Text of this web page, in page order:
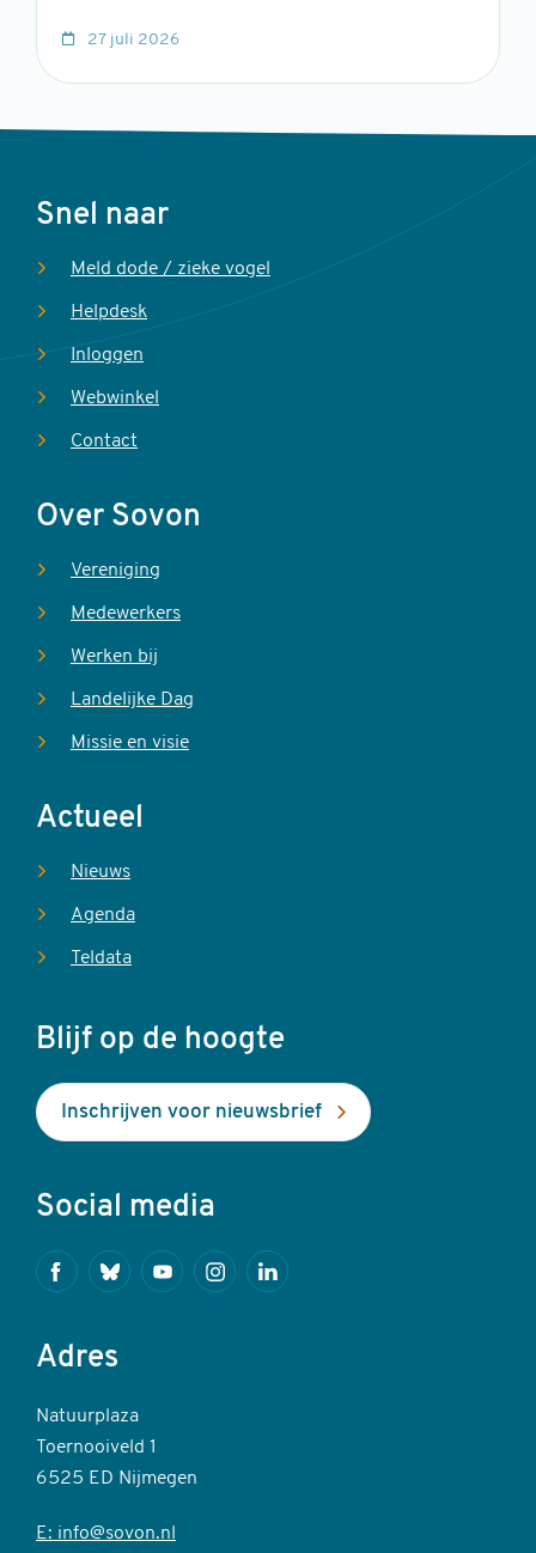
27 juli 2026
Voet
Snel naar
Meld dode / zieke vogel
Helpdesk
Inloggen
Webwinkel
Contact
Over Sovon
Vereniging
Medewerkers
Werken bij
Landelijke Dag
Missie en visie
Actueel
Nieuws
Agenda
Teldata
Blijf op de hoogte
Inschrijven voor nieuwsbrief
Social media
FacebookBlueskyYoutubeInstagramLinkedin
Adres
Natuurplaza
Toernooiveld 1
6525 ED Nijmegen
E: info@sovon.nl